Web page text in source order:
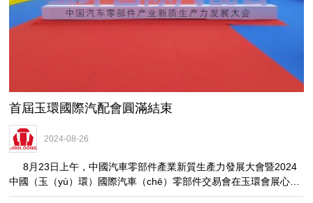
首屆玉環國際汽配會圓滿結束
2024-08-26
8月23日上午，中國汽車零部件產業新質生產力發展大會暨2024
中國（玉（yù）環）國際汽車（chē）零部件交易會在玉環會展心中
開幕（mù），簡稱（chēng）“首屆玉環國際（jì）汽配（pèi）會”。